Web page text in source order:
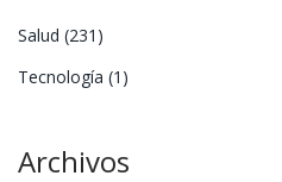
Salud (231)
Tecnología (1)
Archivos